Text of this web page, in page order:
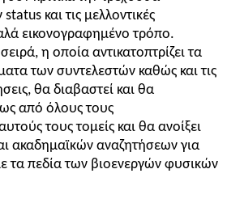
status και τις μελλοντικές
εικονογραφημένο τρόπο.
η οποία αντικατοπτρίζει τα
των συντελεστών καθώς και τις
θα διαβαστεί και θα
από όλους τους
τους τομείς και θα ανοίξει
ακαδημαϊκών αναζητήσεων για
τα πεδία των βιοενεργών φυσικών